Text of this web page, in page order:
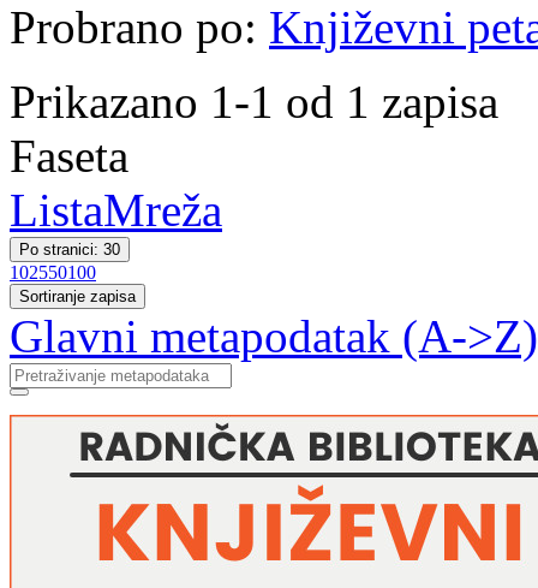
Probrano po: Književni
Prikazano 1-1 od 1 zapisa
Faseta
ListaMreža
Po stranici: 30
102550100
Sortiranje zapisa
Glavni metapodatak (A->Z)